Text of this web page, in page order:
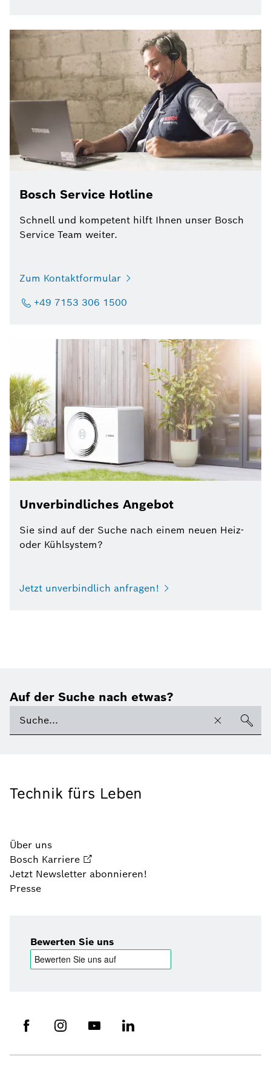
Bosch Service Hotline
Schnell und kompetent hilft Ihnen unser Bosch
Service Team weiter.
Zum Kontaktformular
+49 7153 306 1500
Unverbindliches Angebot
Sie sind auf der Suche nach einem neuen Heiz-
oder Kühlsystem?
Jetzt unverbindlich anfragen!
Auf der Suche nach etwas?
Technik fürs Leben
Über uns
Bosch Karriere
Jetzt Newsletter abonnieren!
Presse
Bewerten Sie uns